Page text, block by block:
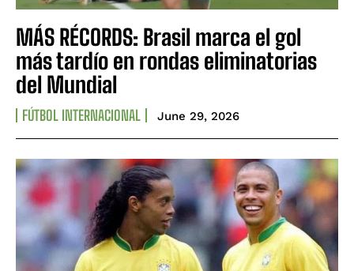
MÁS RÉCORDS: Brasil marca el gol
más tardío en rondas eliminatorias
del Mundial
FÚTBOL INTERNACIONAL June 29, 2026